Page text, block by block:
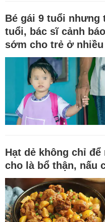
Bé gái 9 tuổi
tuổi, bác sĩ cảnh
sớm cho trẻ ở
Hạt dẻ không chỉ
cho là bổ thận, nấu